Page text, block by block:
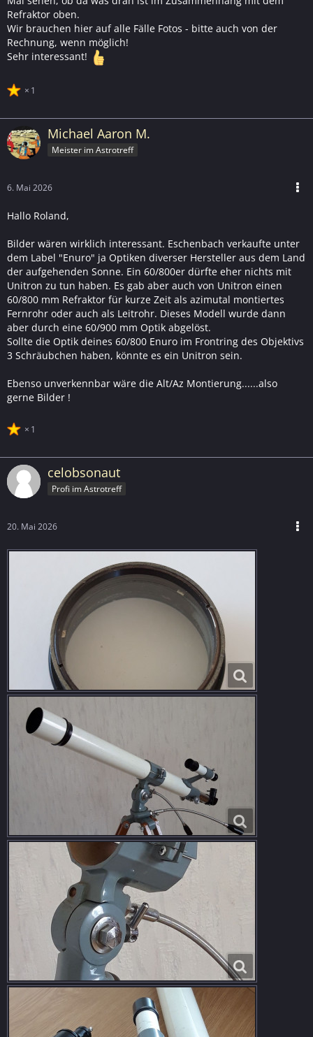
Refraktor oben.
Wir brauchen hier auf alle Fälle Fotos - bitte auch von der
Rechnung, wenn möglich!
Sehr interessant!
1
Michael Aaron M.
Meister im Astrotreff
6. Mai 2026
Hallo Roland,
Bilder wären wirklich interessant. Eschenbach verkaufte unter
dem Label "Enuro" ja Optiken diverser Hersteller aus dem Land
der aufgehenden Sonne. Ein 60/800er dürfte eher nichts mit
Unitron zu tun haben. Es gab aber auch von Unitron einen
60/800 mm Refraktor für kurze Zeit als azimutal montiertes
Fernrohr oder auch als Leitrohr. Dieses Modell wurde dann
aber durch eine 60/900 mm Optik abgelöst.
Sollte die Optik deines 60/800 Enuro im Frontring des Objektivs
3 Schräubchen haben, könnte es ein Unitron sein.
Ebenso unverkennbar wäre die Alt/Az Montierung......also
gerne Bilder !
1
celobsonaut
Profi im Astrotreff
20. Mai 2026